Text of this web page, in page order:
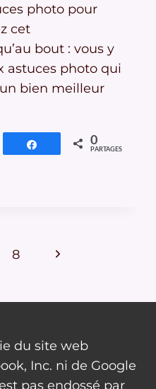
photo pour
cet
bout : vous y
astuces photo qui
bien meilleur
Partagez 0
PARTAGES
8
Page
du site web
Inc. ni de Google
pas endossé par